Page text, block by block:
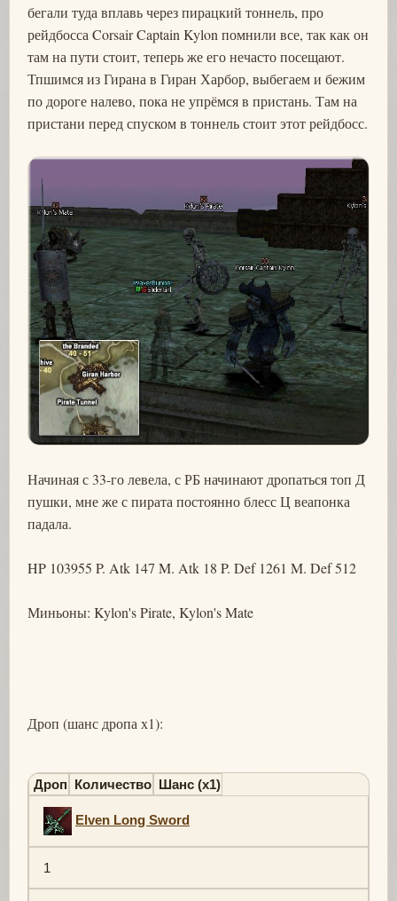
бегали туда вплавь через пирацкий тоннель, про
рейдбосса Corsair Captain Kylon помнили все, так как он
там на пути стоит, теперь же его нечасто посещают.
Тпшимся из Гирана в Гиран Харбор, выбегаем и бежим
по дороге налево, пока не упрёмся в пристань. Там на
пристани перед спуском в тоннель стоит этот рейдбосс.
Начиная с 33-го левела, с РБ начинают дропаться топ Д
пушки, мне же с пирата постоянно блесс Ц веапонка
падала.
HP 103955 P. Atk 147 M. Atk 18 P. Def 1261 M. Def 512
Миньоны: Kylon's Pirate, Kylon's Mate
Дроп (шанс дропа х1):
Дроп Количество Шанс (х1)
Elven Long Sword
1